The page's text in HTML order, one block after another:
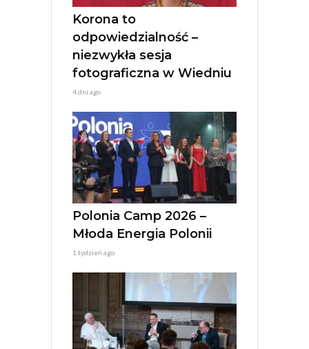
Korona to
odpowiedzialność –
niezwykła sesja
fotograficzna w Wiedniu
4 dni ago
Polonia Camp 2026 –
Młoda Energia Polonii
1 tydzień ago